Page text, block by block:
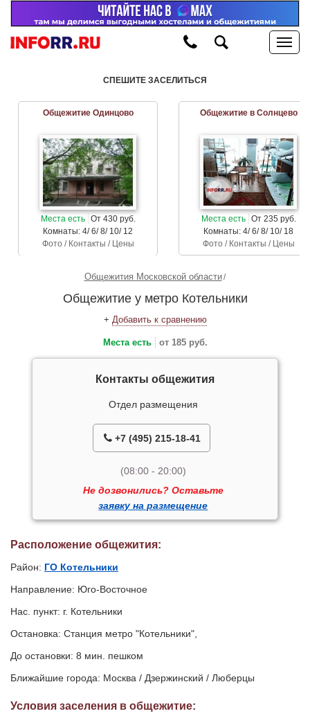
СПЕШИТЕ ЗАСЕЛИТЬСЯ
Общежитие Одинцово
Места есть От 430 руб.
Комнаты: 4/ 6/ 8/ 10/ 12
Фото / Контакты / Цены
Общежитие в Солнцево
Места есть От 235 руб.
Комнаты: 4/ 6/ 8/ 10/ 18
Фото / Контакты / Цены
Общежития Московской области
Общежитие у метро Котельники
+ Добавить к сравнению
Места есть от 185 руб.
Контакты общежития
Отдел размещения
+7 (495) 215-18-41
(08:00 - 20:00)
Не дозвонились? Оставьте
заявку на размещение
Расположение общежития:
Район: ГО Котельники
Направление: Юго-Восточное
Нас. пункт: г. Котельники
Остановка: Станция метро "Котельники",
До остановки: 8 мин. пешком
Ближайшие города: Москва / Дзержинский / Люберцы
Условия заселения в общежитие: